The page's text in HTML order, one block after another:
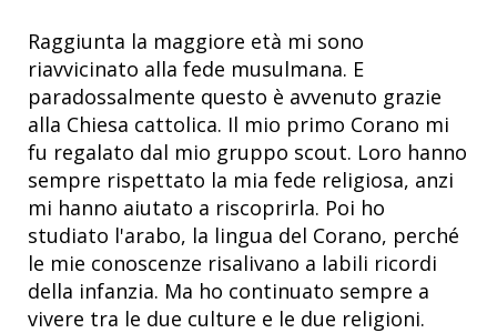
Raggiunta la maggiore età mi sono
riavvicinato alla fede musulmana. E
paradossalmente questo è avvenuto grazie
alla Chiesa cattolica. Il mio primo Corano mi
fu regalato dal mio gruppo scout. Loro hanno
sempre rispettato la mia fede religiosa, anzi
mi hanno aiutato a riscoprirla. Poi ho
studiato l'arabo, la lingua del Corano, perché
le mie conoscenze risalivano a labili ricordi
della infanzia. Ma ho continuato sempre a
vivere tra le due culture e le due religioni.